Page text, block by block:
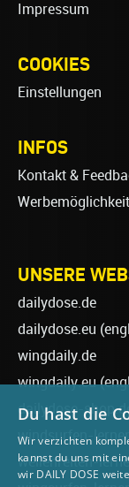
Impressum
COOKIES
Einstellungen
INFOS
Kontakt &
UNSERE
dailydose.de
dailydose.eu
wingdaily.de
wingdaily.eu
dailydose-
windsurfen-
wellenreiten-
Du hast die
Wir verzichten
kannst du uns mit
wir DAILY DOSE